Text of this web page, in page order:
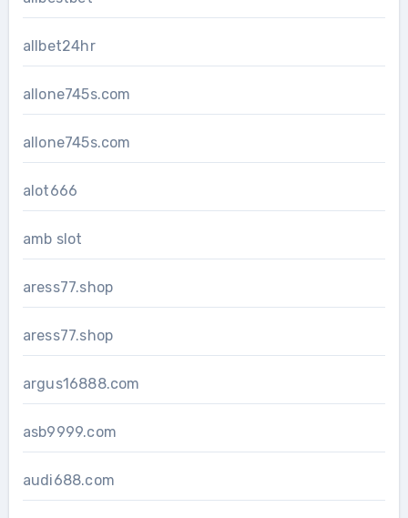
allbet24hr
allone745s.com
allone745s.com
alot666
amb slot
aress77.shop
aress77.shop
argus16888.com
asb9999.com
audi688.com